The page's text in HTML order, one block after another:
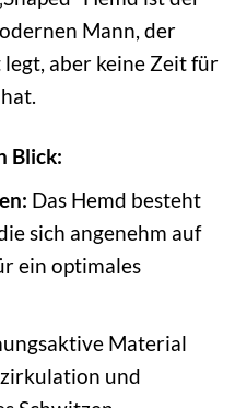
Mann, der
aber keine Zeit für
Blick:
Das Hemd besteht
sich angenehm auf
ein optimales
Material
und